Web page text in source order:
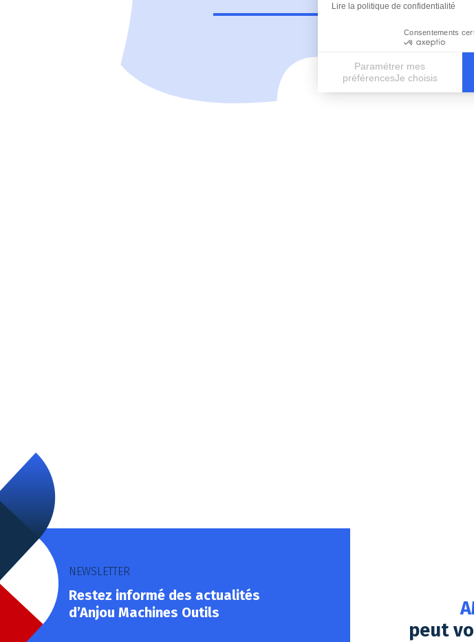
Lire la politique de confidentialité
Consentements
Paramétrer mes
préférencesJe choisis
Notre plateforme vous permet
NEWSLETTER
Restez informé des actualités
d’Anjou Machines Outils
peut